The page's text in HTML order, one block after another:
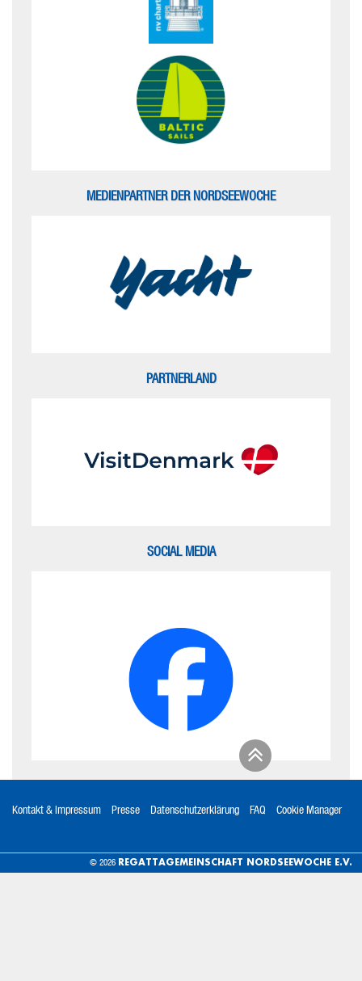
MEDIENPARTNER DER NORDSEEWOCHE
PARTNERLAND
SOCIAL MEDIA
Kontakt & Impressum Presse Datenschutzerklärung FAQ Cookie Manager
© 2026 REGATTAGEMEINSCHAFT NORDSEEWOCHE E.V.